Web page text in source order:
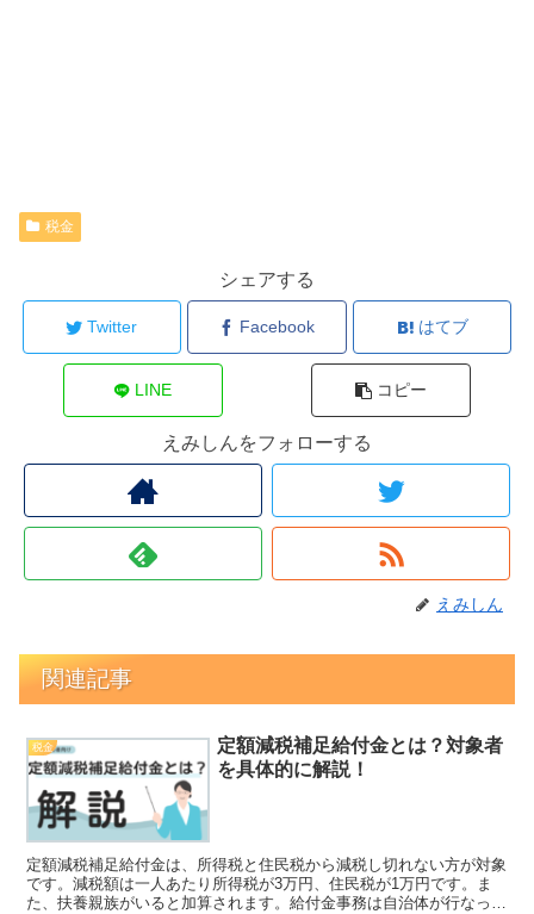
税金
シェアする
Twitter Facebook はてブ
LINE コピー
えみしんをフォローする
えみしん
関連記事
税金
定額減税補足給付金とは？対象者
を具体的に解説！
定額減税補足給付金は、所得税と住民税から減税し切れない方が対象
です。減税額は一人あたり所得税が3万円、住民税が1万円です。ま
た、扶養親族がいると加算されます。給付金事務は自治体が行なって